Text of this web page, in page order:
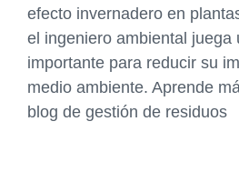
efecto invernadero en
el ingeniero ambiental juega
importante para reducir su
medio ambiente. Aprende
blog de gestión de residuos